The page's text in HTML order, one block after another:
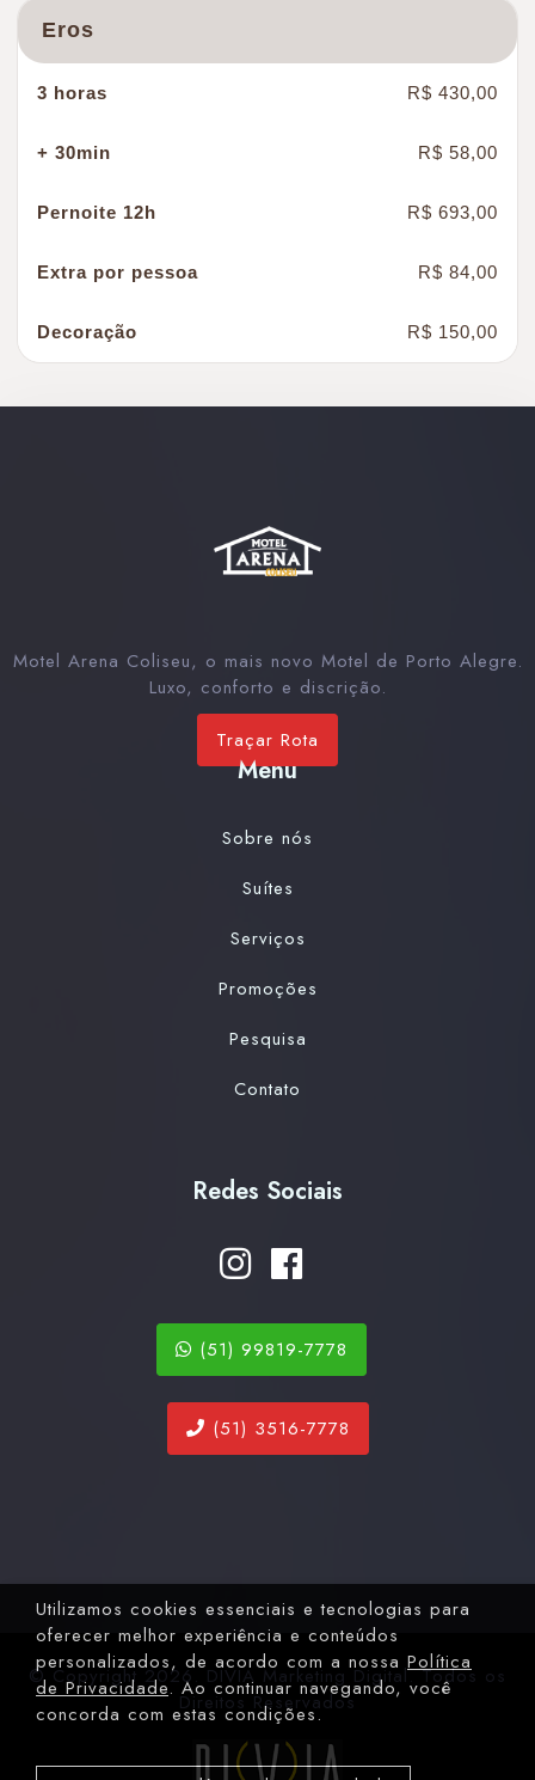
Eros
R$ 430,00
R$ 58,00
R$ 693,00
R$ 84,00
R$ 150,00
Motel Arena Coliseu, o mais novo Motel de Porto Alegre.
Luxo, conforto e discrição.
Traçar Rota
Menu
Sobre nós
Suítes
Serviços
Promoções
Pesquisa
Contato
Redes Sociais
(51) 99819-7778
(51) 3516-7778
© Copyright 2026. DIVIA Marketing Digital. Todos os
Direitos Reservados
Utilizamos cookies essenciais e tecnologias para
oferecer melhor experiência e conteúdos
personalizados, de acordo com a nossaPolítica
de Privacidade. Ao continuar navegando, você
concorda com estas condições.